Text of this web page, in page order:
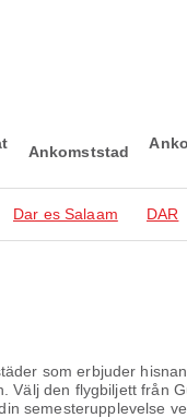
Ankomststad
Dar es Salaam DAR
som erbjuder
Välj den flygbiljett från
semesterupplevelse